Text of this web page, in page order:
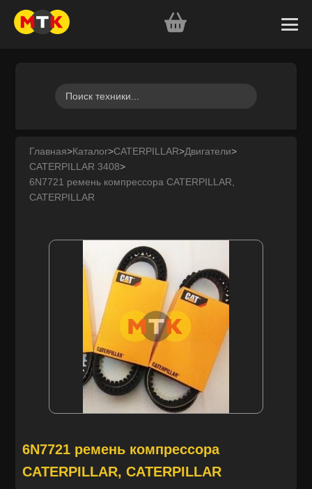
Главная>Каталог>CATERPILLAR>Двигатели>
CATERPILLAR 3408>
6N7721 ремень компрессора CATERPILLAR,
CATERPILLAR
6N7721 ремень компрессора
CATERPILLAR, CATERPILLAR